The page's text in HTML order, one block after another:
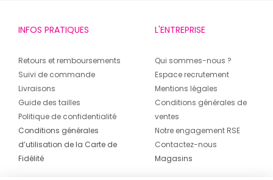
INFOS PRATIQUES
Retours et remboursements
Suivi de commande
Livraisons
Guide des tailles
Politique de confidentialité
Conditions générales
d’utilisation de la Carte de
Fidélité
L'ENTREPRISE
Qui sommes-nous ?
Espace recrutement
Mentions légales
Conditions générales de
ventes
Notre engagement RSE
Contactez-nous
Magasins